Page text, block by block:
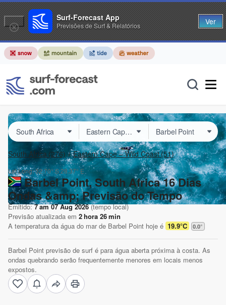
South Africa (276) Eastern Cape – Wild Coast(51)
Lat Long:32.70° S28.37° E
Barbel Point, South Africa 16 Dias
Ondas &amp; Previsão do Tempo
Emitido:7 am 07 Aug 2026(tempo local)
Previsão atualizada em 2hora 26min
A temperatura da água do mar de Barbel Point hoje é 19.9°C 0.0°
Barbel Point previsão de surf é para água aberta próxima à costa. As
ondas quebrando serão frequentemente menores em locais menos
expostos.
Surf-Forecast App
Previsões de Surf & Relatórios Ver